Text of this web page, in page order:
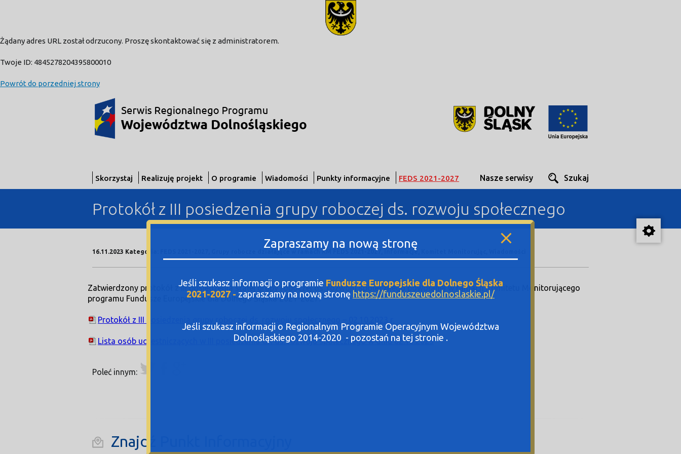
Żądany adres URL został odrzucony. Proszę skontaktować się z administratorem.
Twoje ID: 4845278204395800010
Powrót do porzedniej strony
Skorzystaj Realizuję projekt O programie Wiadomości Punkty informacyjne FEDS 2021-2027 Szukaj
Nasze serwisy
Protokół z III posiedzenia grupy roboczej ds. rozwoju społecznego
16.11.2023 Kategoria: FEDS 2021-2027, Grupy robocze działające w ramach KM FEDS 2021-2027, Informacje, Komitet Monitorując, Wiadomości
Zatwierdzony protokół z III posiedzenia stałej grupy roboczej ds. rozwoju społecznego powołanej w ramach Komitetu Monitorującego
programu Fundusze Europejskie dla Dolnego Śląska 2021-2027.
Protokół z III posiedzenia grupy roboczej ds. rozwoju społecznego – 02.10.2023 r.
Lista osób uczestniczących w III posiedzeniu GR ds. rozwoju społecznego w dniu 02.10.2023
Poleć innym:
Znajdź Punkt Informacyjny
modal-check
Zapraszamy na nową stronę
Jeśli szukasz informacji o programie Fundusze Europejskie dla Dolnego Śląska
2021-2027 - zapraszamy na nową stronę https://funduszeuedolnoslaskie.pl/
Jeśli szukasz informacji o Regionalnym Programie Operacyjnym Województwa
Dolnośląskiego 2014-2020 - pozostań na tej stronie .